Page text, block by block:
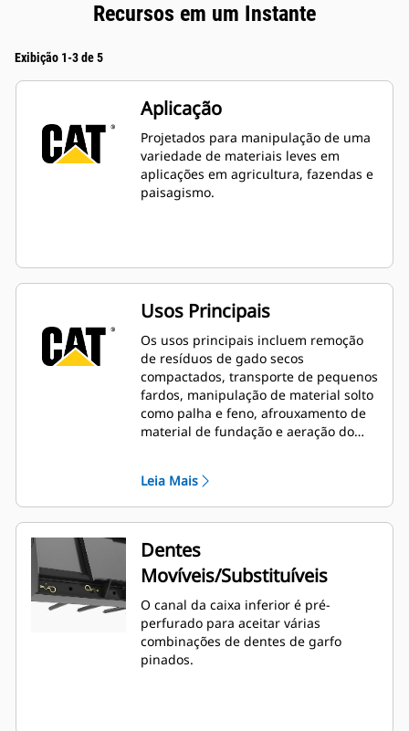
Recursos em um Instante
Exibição 1-3 de 5
Aplicação
Projetados para manipulação de uma
variedade de materiais leves em
aplicações em agricultura, fazendas e
paisagismo.
Usos Principais
Os usos principais incluem remoção
de resíduos de gado secos
compactados, transporte de pequenos
fardos, manipulação de material solto
como palha e feno, afrouxamento de
material de fundação e aeração do
Leia Mais
Dentes
Movíveis/Substituíveis
O canal da caixa inferior é pré-
perfurado para aceitar várias
combinações de dentes de garfo
pinados.